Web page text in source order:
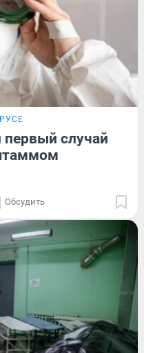
первый случай
Обсудить